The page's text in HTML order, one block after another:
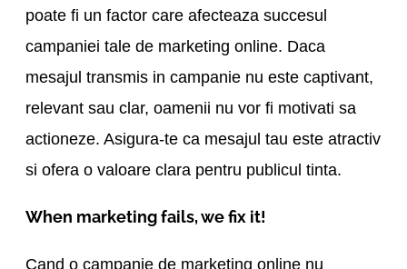
poate fi un factor care afecteaza succesul
campaniei tale de marketing online. Daca
mesajul transmis in campanie nu este captivant,
relevant sau clar, oamenii nu vor fi motivati sa
actioneze. Asigura-te ca mesajul tau este atractiv
si ofera o valoare clara pentru publicul tinta.
When marketing fails, we fix it!
Cand o campanie de marketing online nu